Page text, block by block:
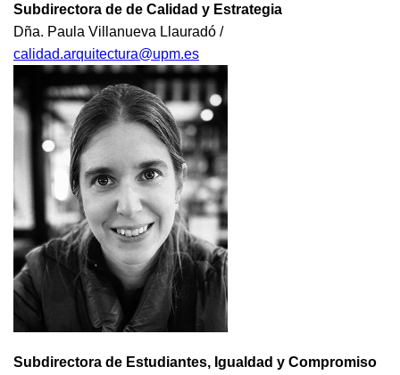
Subdirectora de de Calidad y Estrategia
Dña. Paula Villanueva Llauradó /
calidad.arquitectura@upm.es
Subdirectora de Estudiantes, Igualdad y Compromiso